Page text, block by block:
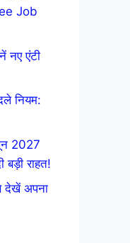
Job
नए एंटी
नियम:
2027
राहत!
देखें अपना